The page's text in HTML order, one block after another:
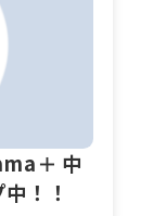
＋ 中
！！